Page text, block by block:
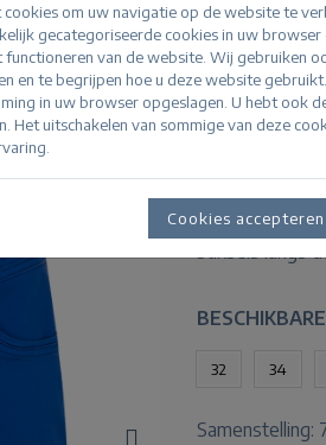
Relax
De Relax
kwaliteit met
stiksels langs
32 34
Samenstelling:
om uw navigatie op de website te
gecategoriseerde cookies in uw
functioneren van de website. Wij gebruiken
en te begrijpen hoe u deze website
in uw browser opgeslagen. U hebt ook
Het uitschakelen van sommige van deze
Cookies